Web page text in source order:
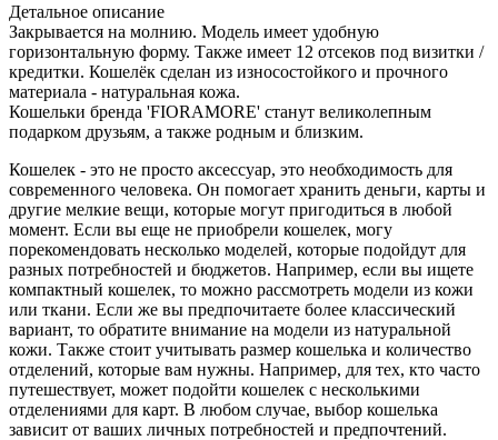
Детальное описание
Закрывается на молнию. Модель имеет удобную
горизонтальную форму. Также имеет 12 отсеков под визитки /
кредитки. Кошелёк сделан из износостойкого и прочного
материала - натуральная кожа.
Кошельки бренда 'FIORAMORE' станут великолепным
подарком друзьям, а также родным и близким.
Кошелек - это не просто аксессуар, это необходимость для
современного человека. Он помогает хранить деньги, карты и
другие мелкие вещи, которые могут пригодиться в любой
момент. Если вы еще не приобрели кошелек, могу
порекомендовать несколько моделей, которые подойдут для
разных потребностей и бюджетов. Например, если вы ищете
компактный кошелек, то можно рассмотреть модели из кожи
или ткани. Если же вы предпочитаете более классический
вариант, то обратите внимание на модели из натуральной
кожи. Также стоит учитывать размер кошелька и количество
отделений, которые вам нужны. Например, для тех, кто часто
путешествует, может подойти кошелек с несколькими
отделениями для карт. В любом случае, выбор кошелька
зависит от ваших личных потребностей и предпочтений.